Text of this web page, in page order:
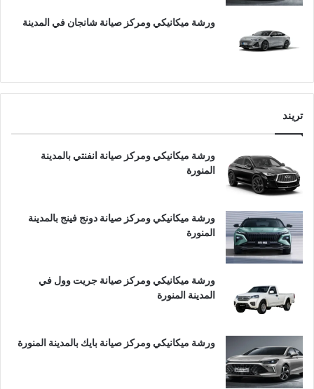
ورشة ميكانيكي ومركز صيانة شانجان في المدينة
تريند
ورشة ميكانيكي ومركز صيانة انفنتي بالمدينة
المنورة
ورشة ميكانيكي ومركز صيانة دونج فينج بالمدينة
المنورة
ورشة ميكانيكي ومركز صيانة جريت وول في
المدينة المنورة
ورشة ميكانيكي ومركز صيانة بايك بالمدينة المنورة